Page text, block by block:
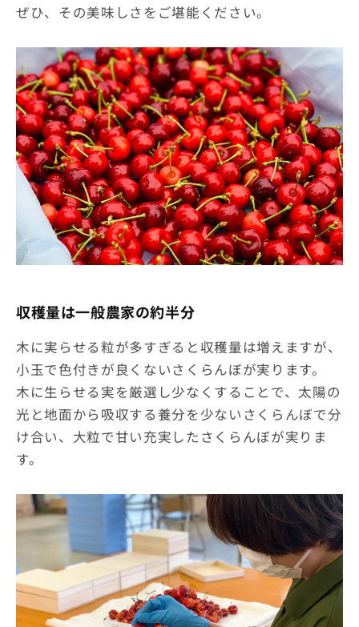
ぜひ、その美味しさをご堪能ください。
収穫量は一般農家の約半分
木に実らせる粒が多すぎると収穫量は増えますが、
小玉で色付きが良くないさくらんぼが実ります。
木に生らせる実を厳選し少なくすることで、太陽の
光と地面から吸収する養分を少ないさくらんぼで分
け合い、大粒で甘い充実したさくらんぼが実りま
す。